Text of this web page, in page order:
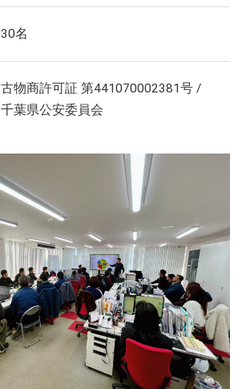
30名
古物商許可証 第441070002381号 /
千葉県公安委員会